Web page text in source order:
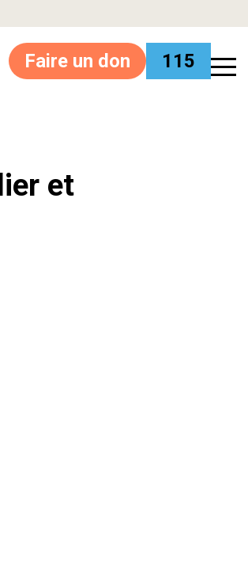
Faire un don 115
et